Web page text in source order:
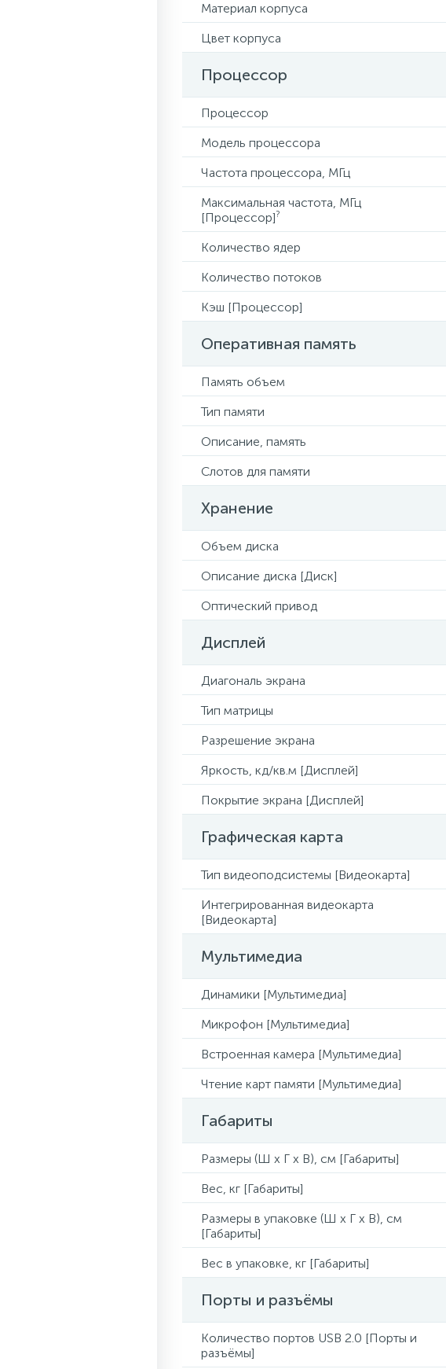
Материал корпуса
Цвет корпуса
Процессор
Процессор
Модель процессора
Частота процессора, МГц
Максимальная частота, МГц
[Процессор]?
Количество ядер
Количество потоков
Кэш [Процессор]
Оперативная память
Память объем
Тип памяти
Описание, память
Слотов для памяти
Хранение
Объем диска
Описание диска [Диск]
Оптический привод
Дисплей
Диагональ экрана
Тип матрицы
Разрешение экрана
Яркость, кд/кв.м [Дисплей]
Покрытие экрана [Дисплей]
Графическая карта
Тип видеоподсистемы [Видеокарта]
Интегрированная видеокарта
[Видеокарта]
Мультимедиа
Динамики [Мультимедиа]
Микрофон [Мультимедиа]
Встроенная камера [Мультимедиа]
Чтение карт памяти [Мультимедиа]
Габариты
Размеры (Ш x Г x В), см [Габариты]
Вес, кг [Габариты]
Размеры в упаковке (Ш x Г x В), см
[Габариты]
Вес в упаковке, кг [Габариты]
Порты и разъёмы
Количество портов USB 2.0 [Порты и
разъёмы]